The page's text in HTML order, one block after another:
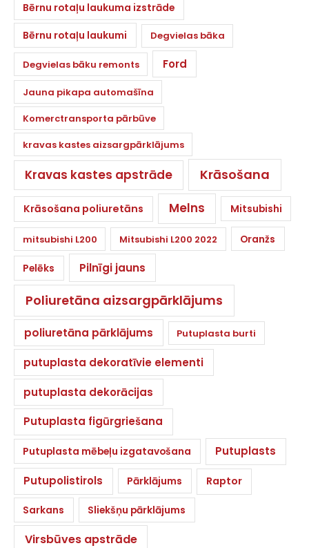
Bērnu rotaļu laukuma izstrāde
Bērnu rotaļu laukumi
Degvielas bāka
Degvielas bāku remonts Ford
Jauna pikapa automašīna
Komerctransporta pārbūve
kravas kastes aizsargpārklājums
Kravas kastes apstrāde Krāsošana
Krāsošana poliuretāns Melns Mitsubishi
mitsubishi L200 Mitsubishi L200 2022 Oranžs
Pelēks Pilnīgi jauns
Poliuretāna aizsargpārklājums
poliuretāna pārklājums Putuplasta burti
putuplasta dekoratīvie elementi
putuplasta dekorācijas
Putuplasta figūrgriešana
Putuplasta mēbeļu izgatavošana Putuplasts
Putupolistirols Pārklājums Raptor
Sarkans Sliekšņu pārklājums
Virsbūves apstrāde